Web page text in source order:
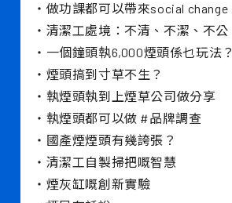
・做功課都可以帶來social change
・清潔工處境：不清、不潔、不公
・一個鐘頭執6,000煙頭係乜玩法？
・煙頭搞到寸草不生？
・執煙頭執到上煙草公司做分享
・執煙頭都可以做 #品牌調查
・國產煙煙頭有幾誇張？
・清潔工自製掃把嘅智慧
・煙灰缸嘅創新實驗